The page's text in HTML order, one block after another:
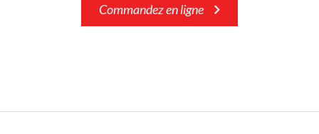
Commandez en ligne